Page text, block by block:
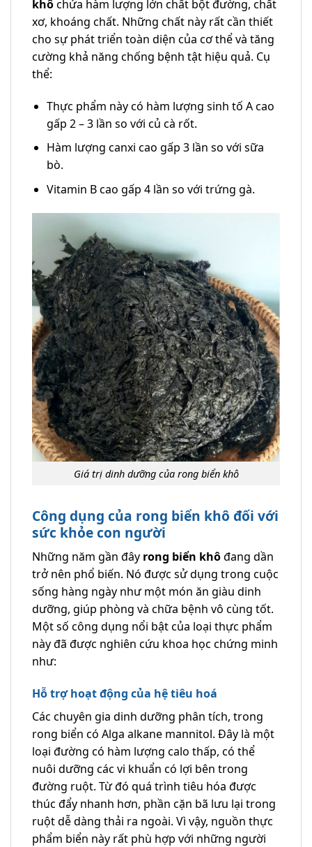
khôchứa hàm lượng lớn chất bột đường, chất
xơ, khoáng chất. Những chất này rất cần thiết
cho sự phát triển toàn diện của cơ thể và tăng
cường khả năng chống bệnh tật hiệu quả. Cụ
thể:
Thực phẩm này có hàm lượng sinh tố A cao
gấp 2 – 3 lần so với củ cà rốt.
Hàm lượng canxi cao gấp 3 lần so với sữa
bò.
Vitamin B cao gấp 4 lần so với trứng gà.
Giá trị dinh dưỡng của rong biển khô
Công dụng của rong biển khô đối với
sức khỏe con người
Những năm gần đây rong biển khôđang dần
trở nên phổ biến. Nó được sử dụng trong cuộc
sống hàng ngày như một món ăn giàu dinh
dưỡng, giúp phòng và chữa bệnh vô cùng tốt.
Một số công dụng nổi bật của loại thực phẩm
này đã được nghiên cứu khoa học chứng minh
như:
Hỗ trợ hoạt động của hệ tiêu hoá
Các chuyên gia dinh dưỡng phân tích, trong
rong biển có Alga alkane mannitol. Đây là một
loại đường có hàm lượng calo thấp, có thể
nuôi dưỡng các vi khuẩn có lợi bên trong
đường ruột. Từ đó quá trình tiêu hóa được
thúc đẩy nhanh hơn, phần cặn bã lưu lại trong
ruột dễ dàng thải ra ngoài. Vì vậy, nguồn thực
phẩm biển này rất phù hợp với những người